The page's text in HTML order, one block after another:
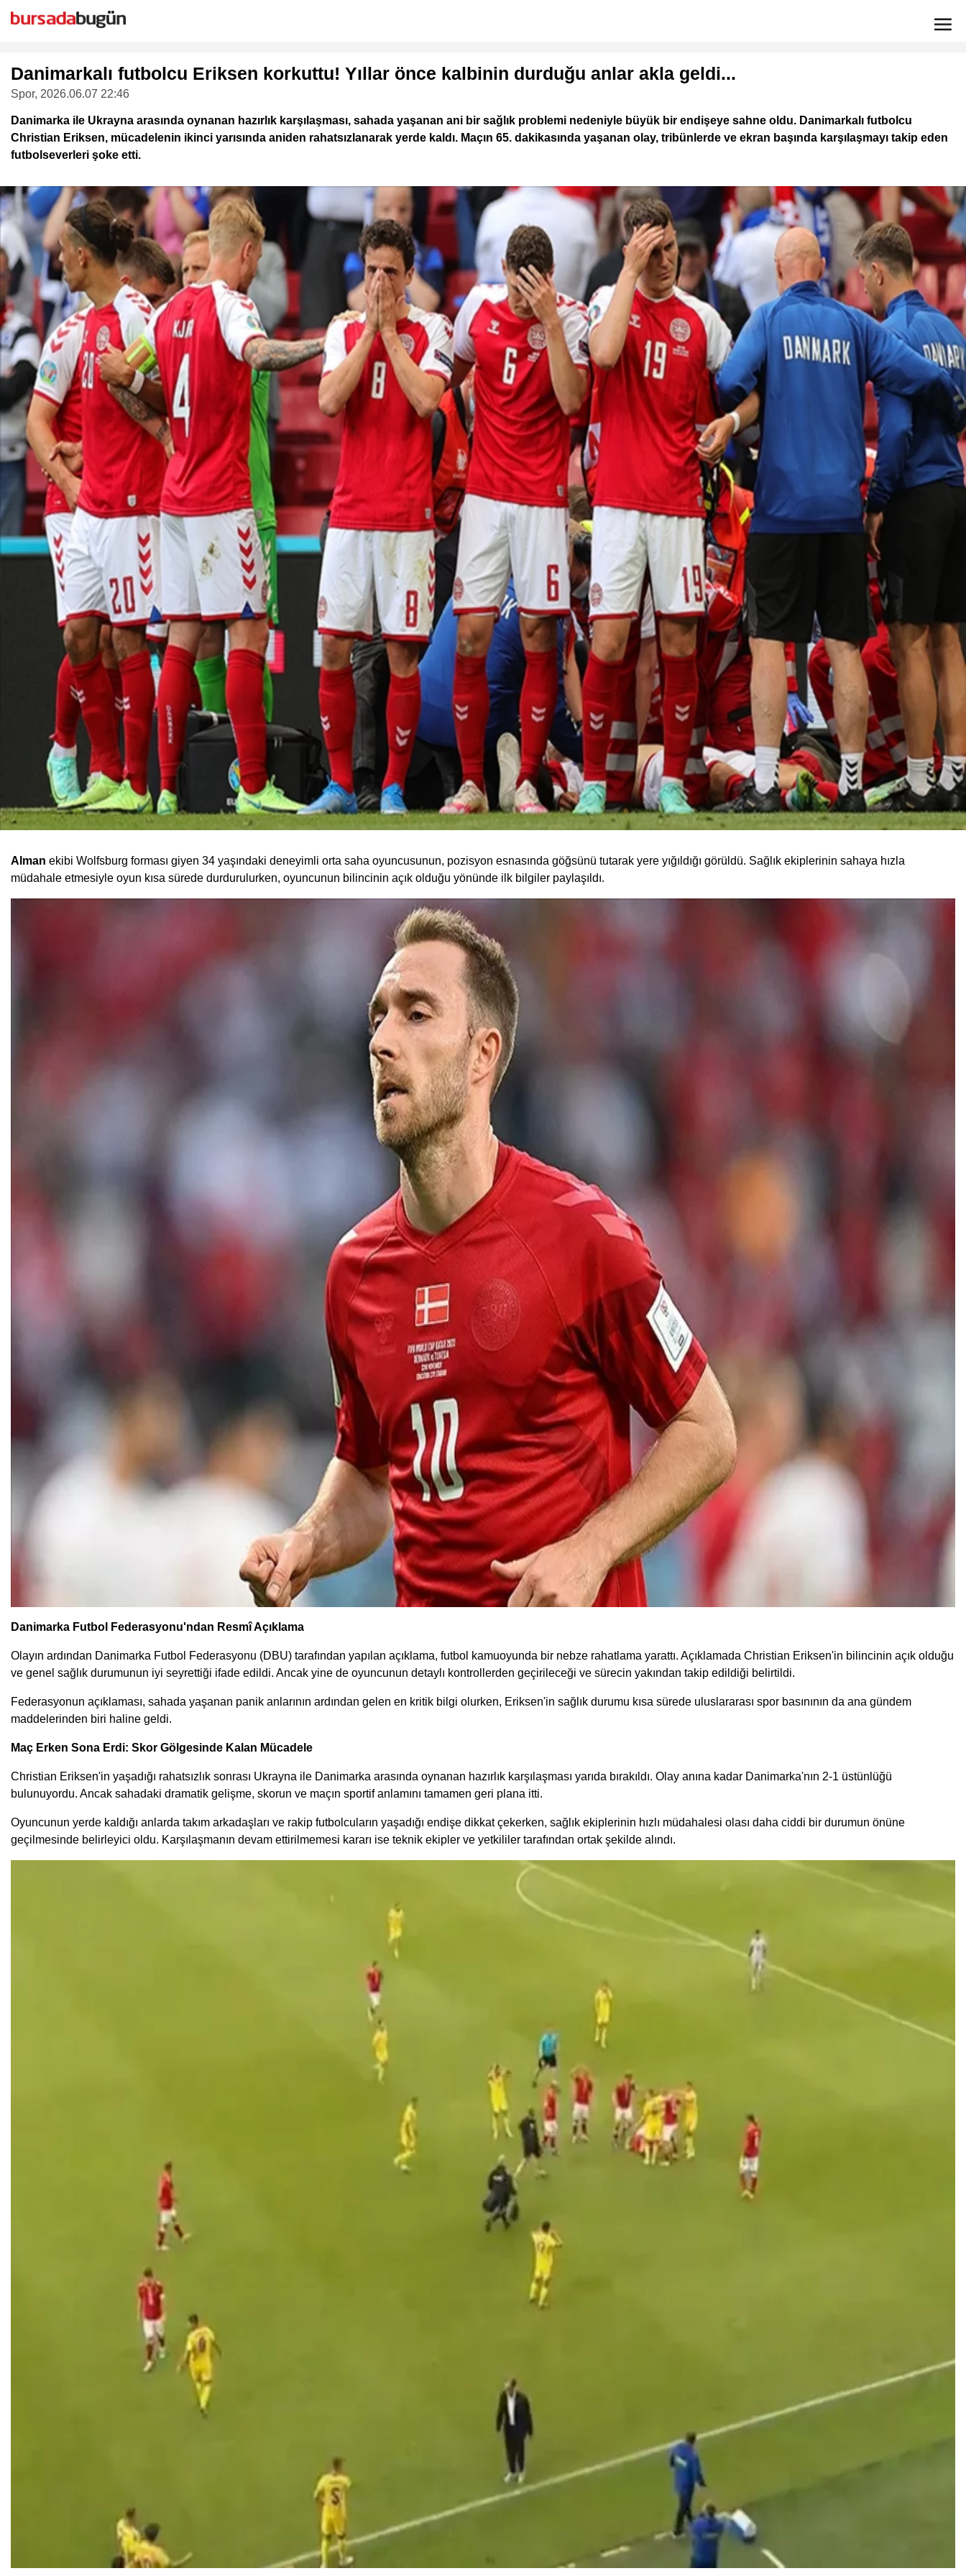
Danimarkalı futbolcu Eriksen korkuttu! Yıllar önce kalbinin durduğu anlar akla geldi...
Spor, 2026.06.07 22:46
Danimarka ile Ukrayna arasında oynanan hazırlık karşılaşması, sahada yaşanan ani bir sağlık problemi nedeniyle büyük bir endişeye sahne oldu. Danimarkalı futbolcu
Christian Eriksen, mücadelenin ikinci yarısında aniden rahatsızlanarak yerde kaldı. Maçın 65. dakikasında yaşanan olay, tribünlerde ve ekran başında karşılaşmayı takip eden
futbolseverleri şoke etti.
Alman ekibi Wolfsburg forması giyen 34 yaşındaki deneyimli orta saha oyuncusunun, pozisyon esnasında göğsünü tutarak yere yığıldığı görüldü. Sağlık ekiplerinin sahaya hızla
müdahale etmesiyle oyun kısa sürede durdurulurken, oyuncunun bilincinin açık olduğu yönünde ilk bilgiler paylaşıldı.
Danimarka Futbol Federasyonu'ndan Resmî Açıklama
Olayın ardından Danimarka Futbol Federasyonu (DBU) tarafından yapılan açıklama, futbol kamuoyunda bir nebze rahatlama yarattı. Açıklamada Christian Eriksen'in bilincinin açık olduğu
ve genel sağlık durumunun iyi seyrettiği ifade edildi. Ancak yine de oyuncunun detaylı kontrollerden geçirileceği ve sürecin yakından takip edildiği belirtildi.
Federasyonun açıklaması, sahada yaşanan panik anlarının ardından gelen en kritik bilgi olurken, Eriksen'in sağlık durumu kısa sürede uluslararası spor basınının da ana gündem
maddelerinden biri haline geldi.
Maç Erken Sona Erdi: Skor Gölgesinde Kalan Mücadele
Christian Eriksen'in yaşadığı rahatsızlık sonrası Ukrayna ile Danimarka arasında oynanan hazırlık karşılaşması yarıda bırakıldı. Olay anına kadar Danimarka'nın 2-1 üstünlüğü
bulunuyordu. Ancak sahadaki dramatik gelişme, skorun ve maçın sportif anlamını tamamen geri plana itti.
Oyuncunun yerde kaldığı anlarda takım arkadaşları ve rakip futbolcuların yaşadığı endişe dikkat çekerken, sağlık ekiplerinin hızlı müdahalesi olası daha ciddi bir durumun önüne
geçilmesinde belirleyici oldu. Karşılaşmanın devam ettirilmemesi kararı ise teknik ekipler ve yetkililer tarafından ortak şekilde alındı.